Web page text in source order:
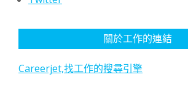
關於工作的連結
Careerjet,找工作的搜尋引擎